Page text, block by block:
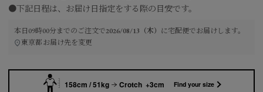
●下記日程は、お届け日指定をする際の目安です。
本日09時00分までのご注文で2026/08/13（木） に宅配便でお届けします。
東京都お届け先を変更
158cm / 51kg Crotch +3cm Find your size